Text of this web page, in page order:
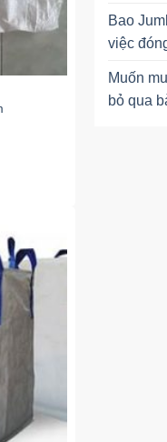
Bao
việc
Muốn
bỏ qua